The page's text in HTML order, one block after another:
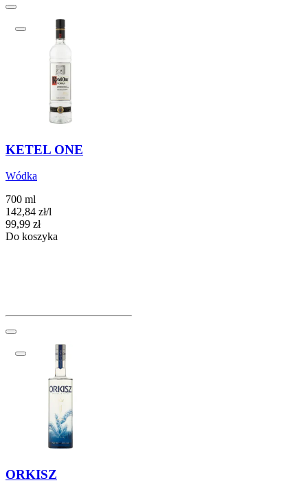
KETEL ONE
Wódka
700 ml
142,84 zł/l
Cena
99,99 zł
Do koszyka
ORKISZ